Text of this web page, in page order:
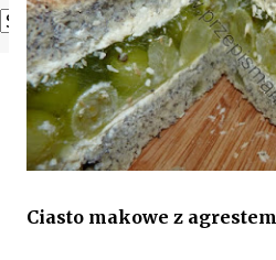
Powered by Translate
Ciasto makowe z agrestem